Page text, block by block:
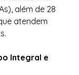
além de 28
atendem
Integral e